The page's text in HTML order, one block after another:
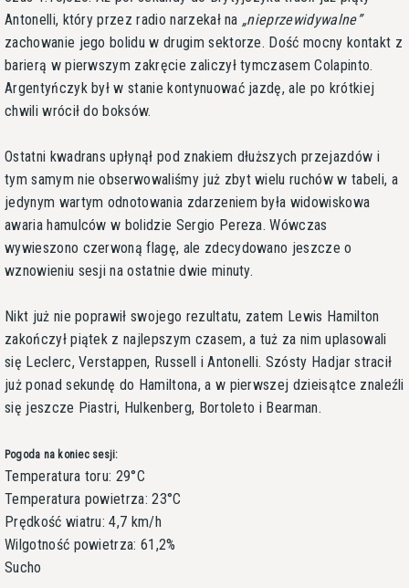
Antonelli, który przez radio narzekał na nieprzewidywalne
zachowanie jego bolidu w drugim sektorze. Dość mocny kontakt z
barierą w pierwszym zakręcie zaliczył tymczasem Colapinto.
Argentyńczyk był w stanie kontynuować jazdę, ale po krótkiej
chwili wrócił do boksów.
Ostatni kwadrans upłynął pod znakiem dłuższych przejazdów i
tym samym nie obserwowaliśmy już zbyt wielu ruchów w tabeli, a
jedynym wartym odnotowania zdarzeniem była widowiskowa
awaria hamulców w bolidzie Sergio Pereza. Wówczas
wywieszono czerwoną flagę, ale zdecydowano jeszcze o
wznowieniu sesji na ostatnie dwie minuty.
Nikt już nie poprawił swojego rezultatu, zatem Lewis Hamilton
zakończył piątek z najlepszym czasem, a tuż za nim uplasowali
się Leclerc, Verstappen, Russell i Antonelli. Szósty Hadjar stracił
już ponad sekundę do Hamiltona, a w pierwszej dzieisątce znaleźli
się jeszcze Piastri, Hulkenberg, Bortoleto i Bearman.
Pogoda na koniec sesji:
Temperatura toru: 29°C
Temperatura powietrza: 23°C
Prędkość wiatru: 4,7 km/h
Wilgotność powietrza: 61,2%
Sucho